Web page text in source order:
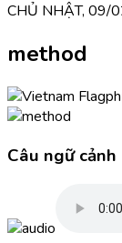
CHỦ NHẬT, 09/
method
Câu ngữ cảnh